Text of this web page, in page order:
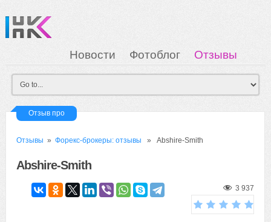
Новости Фотоблог
Отзывы
Загрузка
Мои Картинки Вход
Отзыв про
Отзывы »Форекс-брокеры: отзывы » Abshire-Smith
Abshire-Smith
3 937